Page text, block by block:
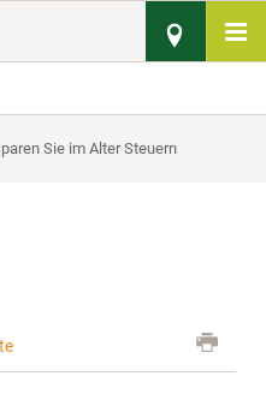
Sie im Alter Steuern